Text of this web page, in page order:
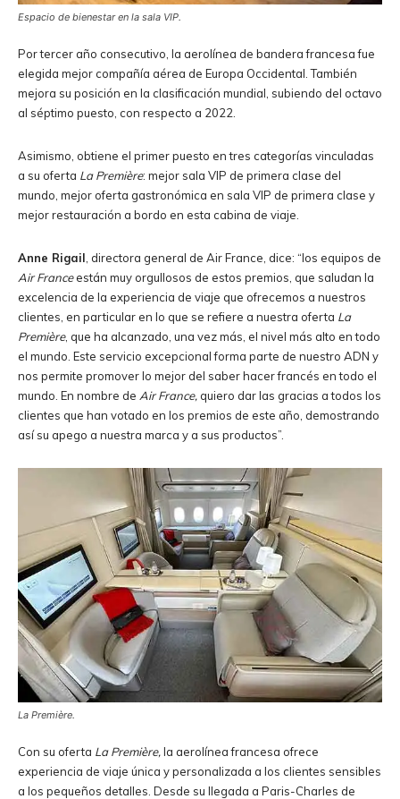
Espacio de bienestar en la sala VIP.
Por tercer año consecutivo, la aerolínea de bandera francesa fue
elegida mejor compañía aérea de Europa Occidental. También
mejora su posición en la clasificación mundial, subiendo del octavo
al séptimo puesto, con respecto a 2022.
Asimismo, obtiene el primer puesto en tres categorías vinculadas
a su oferta La Première: mejor sala VIP de primera clase del
mundo, mejor oferta gastronómica en sala VIP de primera clase y
mejor restauración a bordo en esta cabina de viaje.
Anne Rigail , directora general de Air France, dice: “los equipos de
Air Franceestán muy orgullosos de estos premios, que saludan la
excelencia de la experiencia de viaje que ofrecemos a nuestros
clientes, en particular en lo que se refiere a nuestra oferta La
Première, que ha alcanzado, una vez más, el nivel más alto en todo
el mundo. Este servicio excepcional forma parte de nuestro ADN y
nos permite promover lo mejor del saber hacer francés en todo el
mundo. En nombre de Air France, quiero dar las gracias a todos los
clientes que han votado en los premios de este año, demostrando
así su apego a nuestra marca y a sus productos”.
La Première.
Con su oferta La Première,la aerolínea francesa ofrece
experiencia de viaje única y personalizada a los clientes sensibles
a los pequeños detalles. Desde su llegada a Paris-Charles de